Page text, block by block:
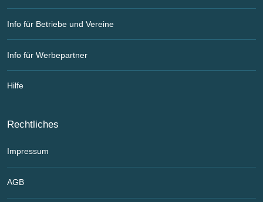
Info für Betriebe und Vereine
Info für Werbepartner
Hilfe
Rechtliches
Impressum
AGB